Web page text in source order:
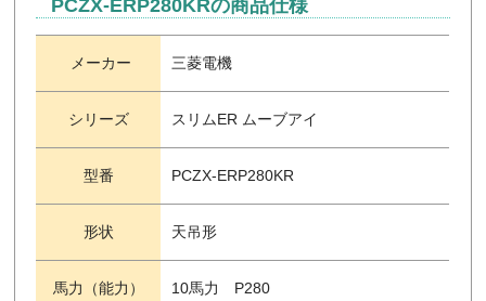
PCZX-ERP280KRの商品仕様
メーカー 三菱電機
シリーズ スリムER ムーブアイ
型番 PCZX-ERP280KR
形状 天吊形
馬力（能力） 10馬力 P280